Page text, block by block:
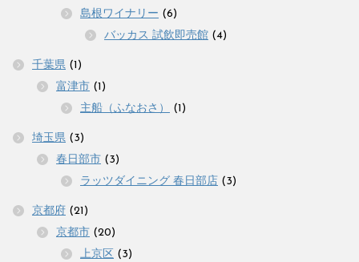
島根ワイナリー (6)
バッカス 試飲即売館 (4)
千葉県 (1)
富津市 (1)
主船（ふなおさ）
(1)
埼玉県 (3)
春日部市 (3)
ラッツダイニング 春日部店 (3)
京都府 (21)
京都市 (20)
上京区 (3)